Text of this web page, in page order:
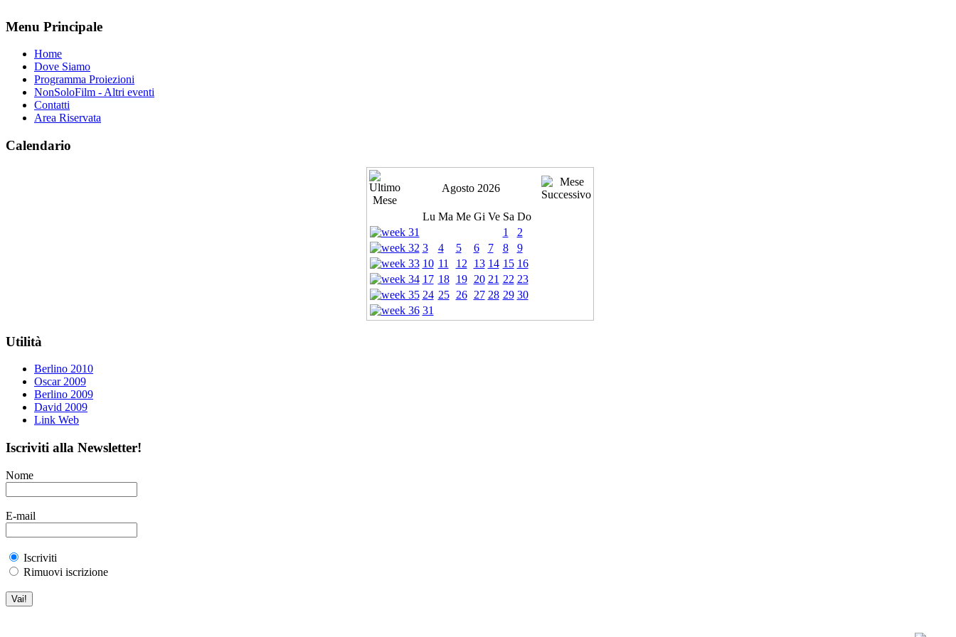
Menu Principale
Home
Dove Siamo
Programma Proiezioni
NonSoloFilm - Altri eventi
Contatti
Area Riservata
Calendario
Agosto 2026
Lu Ma Me Gi Ve Sa Do
1
2
3
4 5 6 7 8
9
10 11 12 13 14 15 16
17 18 19 20 21 22 23
24 25 26 27 28 29 30
31
Utilità
Berlino 2010
Oscar 2009
Berlino 2009
David 2009
Link Web
Iscriviti alla Newsletter!
Nome
E-mail
Iscriviti
Rimuovi iscrizione